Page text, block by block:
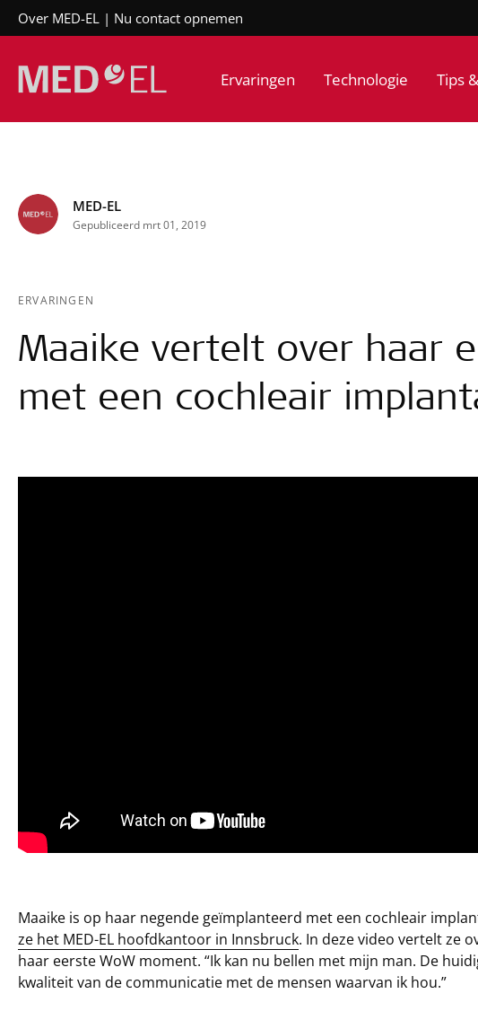
Over MED-EL Nu contact opnemen
Ervaringen Technologie Tips
MED-EL
Gepubliceerd mrt 01, 2019
ERVARINGEN
Maaike vertelt over haar
met een cochleair
Maaike is op haar negende geïmplanteerd met een cochleair
ze het MED-EL hoofdkantoor in Innsbruck. In deze video vertelt ze
haar eerste WoW moment. “Ik kan nu bellen met mijn man. De
kwaliteit van de communicatie met de mensen waarvan ik hou.”